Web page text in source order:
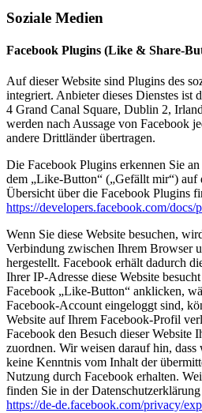
Soziale Medien
Facebook Plugins (Like & Share-
Auf dieser Website sind Plugins des
integriert. Anbieter dieses Dienstes ist
4 Grand Canal Square, Dublin 2,
werden nach Aussage von Facebook
andere Drittländer übertragen.
Die Facebook Plugins erkennen Sie
dem „Like-Button“ („Gefällt mir“) auf
Übersicht über die Facebook Plugins
https://developers.facebook.com/docs/
Wenn Sie diese Website besuchen,
Verbindung zwischen Ihrem Browser
hergestellt. Facebook erhält dadurch
Ihrer IP-Adresse diese Website
Facebook „Like-Button“ anklicken,
Facebook-Account eingeloggt sind,
Website auf Ihrem Facebook-Profil
Facebook den Besuch dieser Website
zuordnen. Wir weisen darauf hin,
keine Kenntnis vom Inhalt der
Nutzung durch Facebook erhalten.
finden Sie in der
https://de-de.facebook.com/privacy/